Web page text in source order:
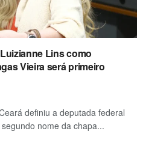
Lins como
Vieira será primeiro
definiu a deputada federal
nome da chapa...